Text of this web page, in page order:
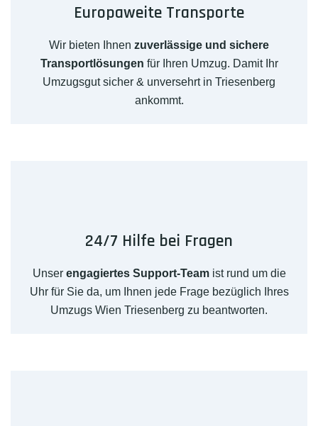
Europaweite Transporte
Wir bieten Ihnen zuverlässige und sichere
Transportlösungen für Ihren Umzug. Damit Ihr
Umzugsgut sicher & unversehrt in Triesenberg
ankommt.
24/7 Hilfe bei Fragen
Unser engagiertes Support-Teamist rund um die
Uhr für Sie da, um Ihnen jede Frage bezüglich Ihres
Umzugs Wien Triesenberg zu beantworten.